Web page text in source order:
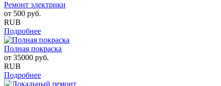
Ремонт электрики
от 500 руб.
RUB
Подробнее
Полная покраска
от 35000 руб.
RUB
Подробнее